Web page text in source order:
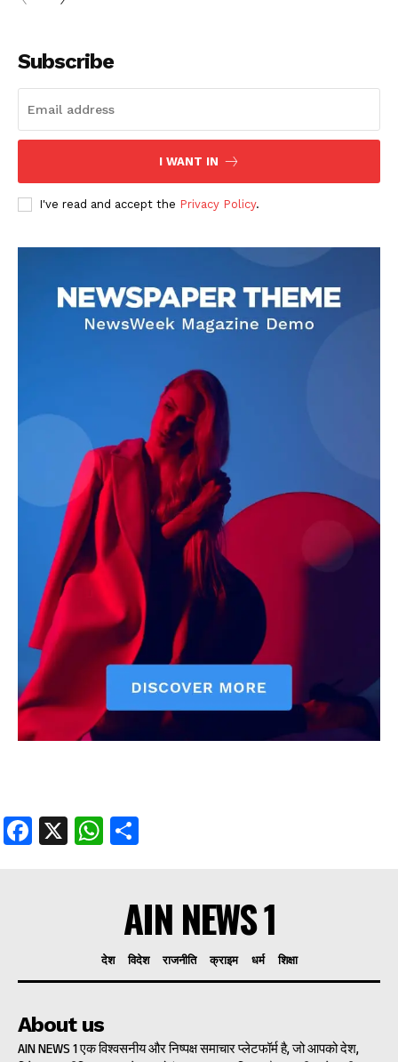
DOWNLOAD NOW
AIN NEWS 1
Contact Us
About Us
Privacy Policy
Terms of Use Agreement
Facebook
X WhatsApp
Share
Subscribe
I WANT IN
I've read and accept the Privacy Policy.
Facebook
X WhatsApp
AIN NEWS 1
देश विदेश राजनीति क्राइम धर्म शिक्षा
About us
AIN NEWS 1 एक विश्वसनीय और निष्पक्ष समाचार प्लेटफॉर्म है, जो आपको देश,